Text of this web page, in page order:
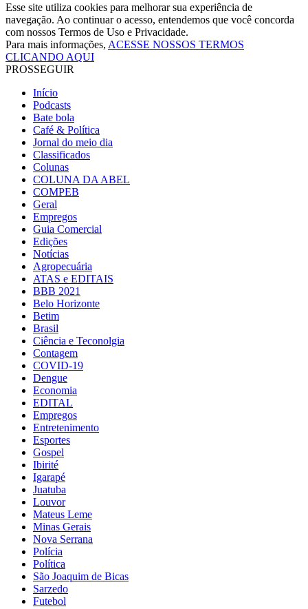
Esse site utiliza cookies para melhorar sua experiência de
navegação. Ao continuar o acesso, entendemos que você concorda
com nossos Termos de Uso e Privacidade.
Para mais informações, ACESSE NOSSOS TERMOS
CLICANDO AQUI
PROSSEGUIR
Início
Podcasts
Bate bola
Café & Política
Jornal do meio dia
Classificados
Colunas
COLUNA DA ABEL
COMPEB
Geral
Empregos
Guia Comercial
Edições
Notícias
Agropecuária
ATAS e EDITAIS
BBB 2021
Belo Horizonte
Betim
Brasil
Ciência e Teconolgia
Contagem
COVID-19
Dengue
Economia
EDITAL
Empregos
Entretenimento
Esportes
Gospel
Ibirité
Igarapé
Juatuba
Louvor
Mateus Leme
Minas Gerais
Nova Serrana
Polícia
Política
São Joaquim de Bicas
Sarzedo
Futebol